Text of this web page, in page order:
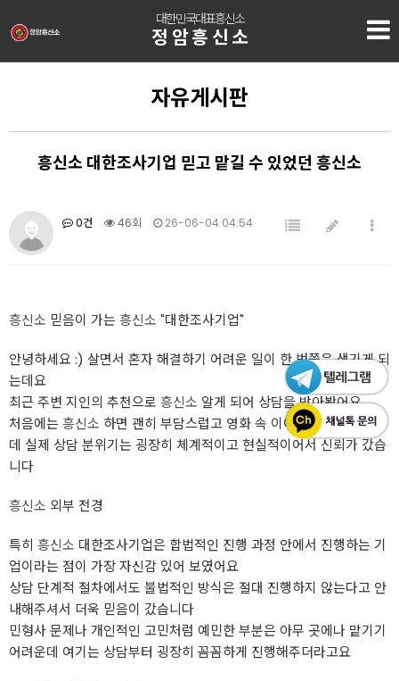
대한민국대표흥신소
정암흥신소
자유게시판
흥신소 대한조사기업 믿고 맡길 수 있었던 흥신소
0건 46회 26-06-04 04:54
흥신소 믿음이 가는 흥신소 "대한조사기업"
안녕하세요 :) 살면서 혼자 해결하기 어려운 일이 한 번쯤은 생기게 되
는데요
최근 주변 지인의 추천으로 흥신소 알게 되어 상담을 받아봤어요
처음에는 흥신소 하면 괜히 부담스럽고 영화 속 이야기처럼 느껴졌는
데 실제 상담 분위기는 굉장히 체계적이고 현실적이어서 신뢰가 갔습
니다
흥신소 외부 전경
특히 흥신소 대한조사기업은 합법적인 진행 과정 안에서 진행하는 기
업이라는 점이 가장 자신감 있어 보였어요
상담 단계적 절차에서도 불법적인 방식은 절대 진행하지 않는다고 안
내해주셔서 더욱 믿음이 갔습니다
민형사 문제나 개인적인 고민처럼 예민한 부분은 아무 곳에나 맡기기
어려운데 여기는 상담부터 굉장히 꼼꼼하게 진행해주더라고요